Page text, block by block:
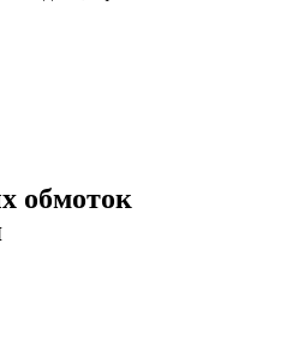
обмоток